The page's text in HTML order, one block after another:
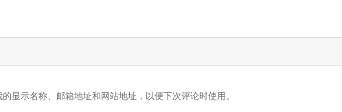
显示名称、邮箱地址和网站地址，以便下次评论时使用。